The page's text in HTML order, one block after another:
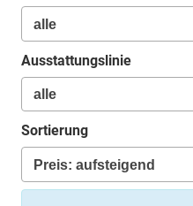
Ausstattungslinie
Sortierung